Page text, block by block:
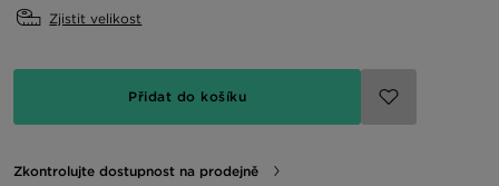
Zjistit velikost
Přidat do košíku
Zkontrolujte dostupnost na prodejně